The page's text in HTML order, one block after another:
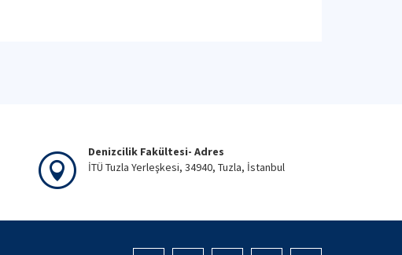
Denizcilik Fakültesi- Adres
İTÜ Tuzla Yerleşkesi, 34940, Tuzla, İstanbul